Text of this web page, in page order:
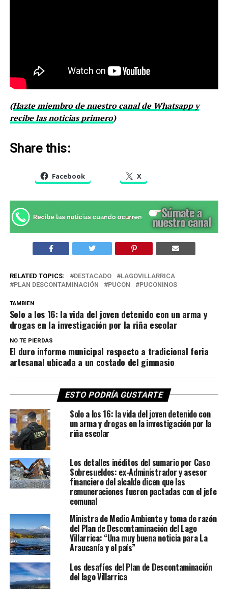
(Hazte miembro de nuestro canal de Whatsapp y
recibe las noticias primero)
Share this:
Facebook X
RELATED TOPICS: DESTACADO
LAGOVILLARRICA
PLAN DESCONTAMINACIÓN
PUCON PUCONINOS
TAMBIEN
Solo a los 16: la vida del joven detenido con un arma y
drogas en la investigación por la riña escolar
NO TE PIERDAS
El duro informe municipal respecto a tradicional feria
artesanal ubicada a un costado del gimnasio
ESTO PODRÍA GUSTARTE
Solo a los 16: la vida del joven detenido con
un arma y drogas en la investigación por la
riña escolar
Los detalles inéditos del sumario por Caso
Sobresueldos: ex-Administrador y asesor
financiero del alcalde dicen que las
remuneraciones fueron pactadas con el jefe
comunal
Ministra de Medio Ambiente y toma de razón
del Plan de Descontaminación del Lago
Villarrica: “Una muy buena noticia para La
Araucanía y el país”
Los desafíos del Plan de Descontaminación
del lago Villarrica